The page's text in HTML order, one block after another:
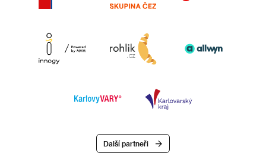
Další partneři